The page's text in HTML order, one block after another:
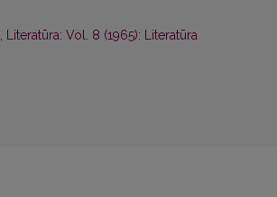
, Literatūra: Vol. 8 (1965): Literatūra